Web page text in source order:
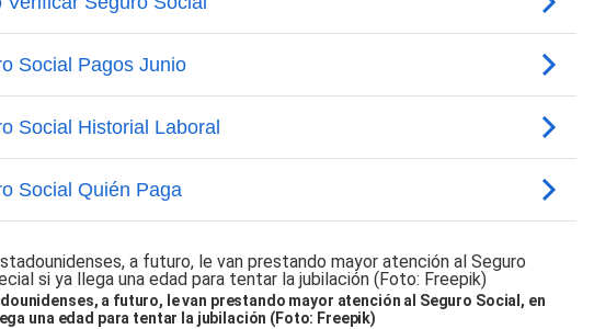
a futuro, le van prestando mayor atención al Seguro Social, en
una edad para tentar la jubilación (Foto: Freepik)